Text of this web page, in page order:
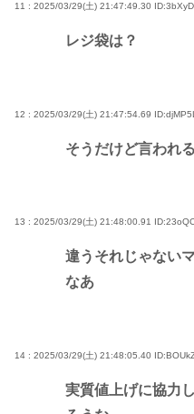
11 : 2025/03/29(土) 21:47:49.30
レジ袋は？
12 : 2025/03/29(土) 21:47:54.69
そうだけど言われ
13 : 2025/03/29(土) 21:48:00.91
違うそれじゃない
なあ
14 : 2025/03/29(土) 21:48:05.40
実質値上げに協力